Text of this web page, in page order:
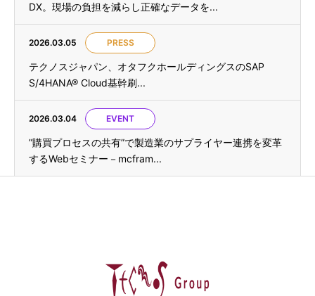
DX。現場の負担を減らし正確なデータを...
2026.03.05 PRESS
テクノスジャパン、オタフクホールディングスのSAP
S/4HANA® Cloud基幹刷...
2026.03.04 EVENT
”購買プロセスの共有”で製造業のサプライヤー連携を変革
するWebセミナー－mcfram...